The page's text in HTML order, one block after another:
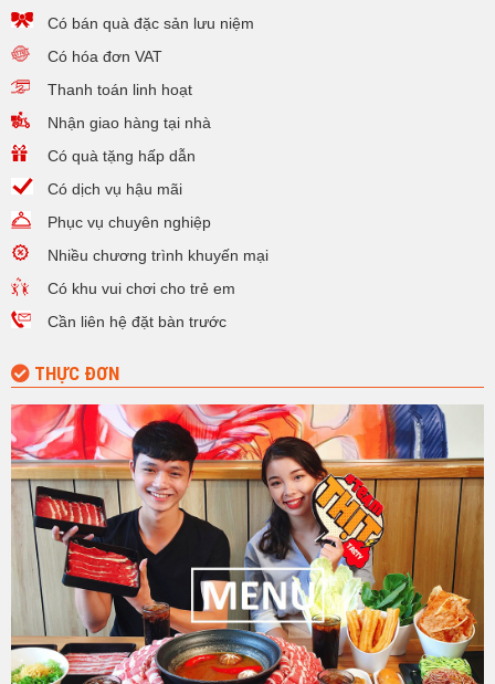
Có bán quà đặc sản lưu niệm
Có hóa đơn VAT
Thanh toán linh hoạt
Nhận giao hàng tại nhà
Có quà tặng hấp dẫn
Có dịch vụ hậu mãi
Phục vụ chuyên nghiệp
Nhiều chương trình khuyến mại
Có khu vui chơi cho trẻ em
Cần liên hệ đặt bàn trước
THỰC ĐƠN